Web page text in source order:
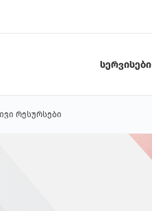
სერვისები
რესურსები